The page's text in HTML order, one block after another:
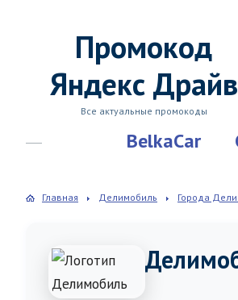
Промокод
Яндекс Драйв
Все актуальные промокоды
BelkaCar
Главная Делимобиль Города